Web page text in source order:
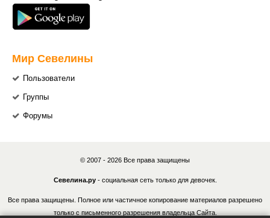
Мир Севелины
Пользователи
Группы
Форумы
© 2007 - 2026 Все права защищены
Севелина.ру- социальная сеть только для девочек.
Все права защищены. Полное или частичное копирование материалов разрешено
только с письменного разрешения владельца Сайта.